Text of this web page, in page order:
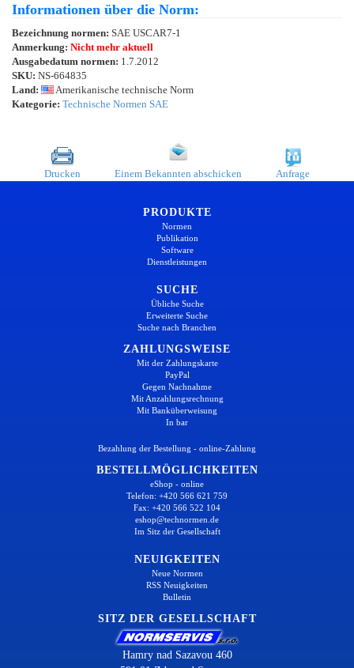
Informationen über die Norm:
Bezeichnung normen: SAE USCAR7-1
Anmerkung: Nicht mehr aktuell
Ausgabedatum normen: 1.7.2012
SKU: NS-664835
Land:
Amerikanische technische Norm
Kategorie: Technische Normen SAE
Drucken Einem Bekannten abschicken Anfrage
PRODUKTE
Normen
Publikation
Software
Dienstleistungen
SUCHE
Übliche Suche
Erweiterte Suche
Suche nach Branchen
ZAHLUNGSWEISE
Mit der Zahlungskarte
PayPal
Gegen Nachnahme
Mit Anzahlungsrechnung
Mit Banküberweisung
In bar
Bezahlung der Bestellung - online-Zahlung
BESTELLMÖGLICHKEITEN
eShop - online
Telefon: +420 566 621 759
Fax: +420 566 522 104
eshop@technormen.de
Im Sitz der Gesellschaft
NEUIGKEITEN
Neue Normen
RSS Neuigkeiten
Bulletin
SITZ DER GESELLSCHAFT
Hamry nad Sazavou 460